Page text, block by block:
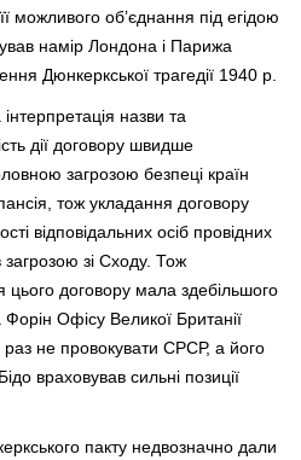
можливого об’єднання під егідою
намір Лондона і Парижа
Дюнкеркської трагедії 1940 р.
назви та
дії договору швидше
загрозою безпеці країн
тож укладання договору
відповідальних осіб провідних
загрозою зі Сходу. Тож
договору мала здебільшого
Офісу Великої Британії
раз не провокувати СРСР, а його
враховував сильні позиції
пакту недвозначно дали